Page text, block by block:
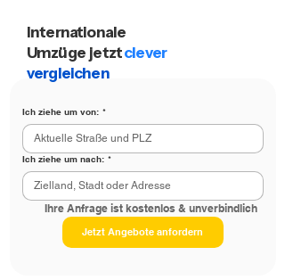
Ich ziehe um von: *
Ich ziehe um nach: *
      Ihre Anfrage ist kostenlos & unverbindlich
Jetzt Angebote anfordern
Internationale
Umzüge jetztclever
vergleichen